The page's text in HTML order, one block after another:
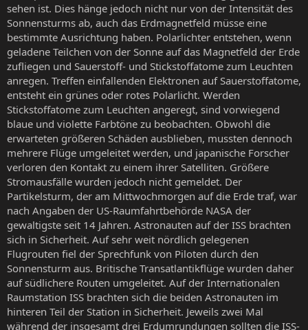
sehen ist. Dies hänge jedoch nicht nur von der Intensität des
Sonnensturms ab, auch das Erdmagnetfeld müsse eine
bestimmte Ausrichtung haben. Polarlichter entstehen, wenn
geladene Teilchen von der Sonne auf das Magnetfeld der Erde
zufliegen und Sauerstoff- und Stickstoffatome zum Leuchten
anregen. Treffen einfallenden Elektronen auf Sauerstoffatome,
entsteht ein grünes oder rotes Polarlicht. Werden
Stickstoffatome zum Leuchten angeregt, sind vorwiegend
blaue und violette Farbtöne zu beobachten. Obwohl die
erwarteten größeren Schäden ausblieben, mussten dennoch
mehrere Flüge umgeleitet werden, und japanische Forscher
verloren den Kontakt zu einem ihrer Satelliten. Größere
Stromausfälle wurden jedoch nicht gemeldet. Der
Partikelsturm, der am Mittwochmorgen auf die Erde traf, war
nach Angaben der US-Raumfahrtbehörde NASA der
gewaltigste seit 14 Jahren. Astronauten auf der ISS brachten
sich in Sicherheit. Auf sehr weit nördlich gelegenen
Flugrouten fiel der Sprechfunk von Piloten durch den
Sonnensturm aus. Britische Transatlantikflüge wurden daher
auf südlichere Routen umgeleitet. Auf der Internationalen
Raumstation ISS brachten sich die beiden Astronauten im
hinteren Teil der Station in Sicherheit. Jeweils zwei Mal
während der insgesamt drei Erdumrundungen sollten die ISS-